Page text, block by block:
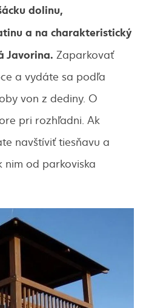
dolinu,
a na charakteristický
Javorina. Zaparkovať
a vydáte sa podľa
von z dediny. O
pri rozhľadni. Ak
navštíviť tiesňavu a
nim od parkoviska